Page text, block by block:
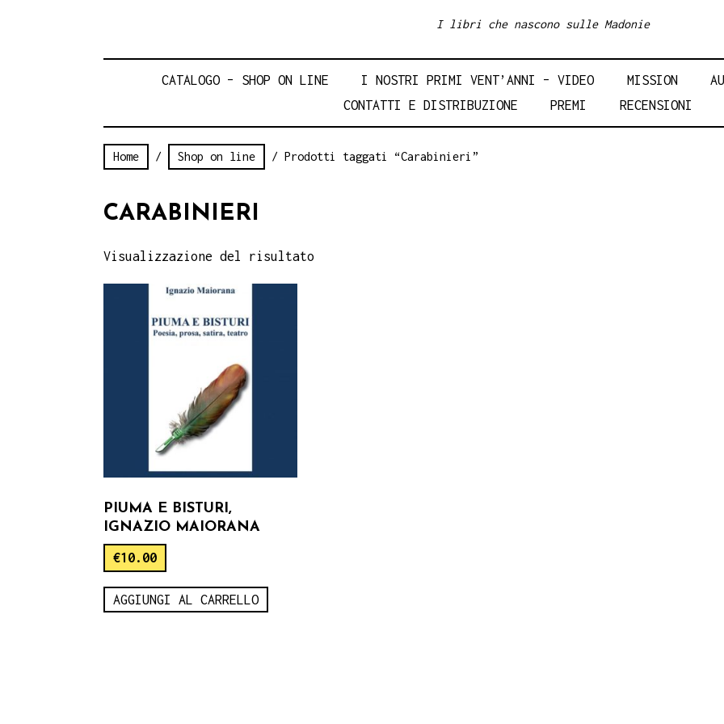
I libri che nascono sulle Madonie
CATALOGO – SHOP ON LINE I NOSTRI PRIMI VENT’ANNI – VIDEO MISSION
CONTATTI E DISTRIBUZIONE
PREMI RECENSIONI
Home / Shop on line / Prodotti taggati “Carabinieri”
CARABINIERI
Visualizzazione del risultato
PIUMA E BISTURI,
IGNAZIO MAIORANA
€10.00
AGGIUNGI AL CARRELLO